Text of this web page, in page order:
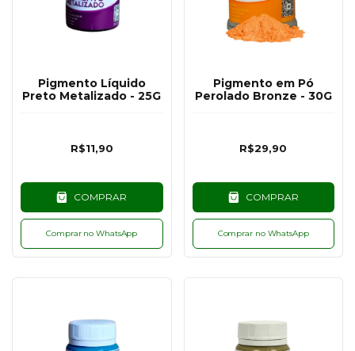
Pigmento Líquido
Preto Metalizado - 25G
R$11,90
COMPRAR
Comprar no WhatsApp
Pigmento em Pó
Perolado Bronze - 30G
R$29,90
COMPRAR
Comprar no WhatsApp